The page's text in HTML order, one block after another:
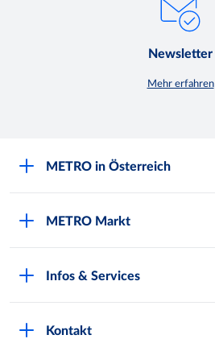
Newsletter
Mehr erfahren
METRO in Österreich
Karriere bei METRO
METRO Markt
Infos & Services
Kontakt